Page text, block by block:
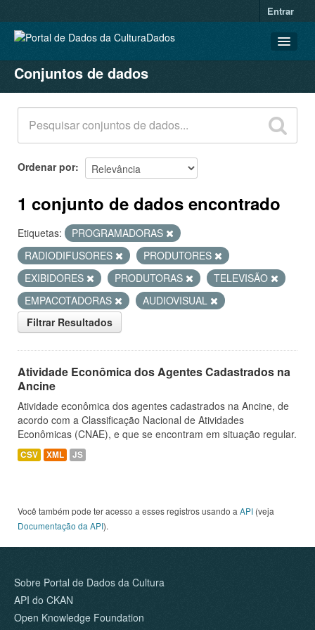
Entrar
CONJUNTOS DE DADOS
ORGANIZAÇÕES
GRUPOS
SOBRE
Conjuntos de dados
Ordenar por
1 conjunto de dados encontrado
Etiquetas:
PROGRAMADORAS
RADIODIFUSORES
PRODUTORES
EXIBIDORES
PRODUTORAS
TELEVISÃO
EMPACOTADORAS
AUDIOVISUAL
Filtrar Resultados
Atividade Econômica dos Agentes Cadastrados na
Ancine
Atividade econômica dos agentes cadastrados na Ancine, de
acordo com a Classificação Nacional de Atividades
Econômicas (CNAE), e que se encontram em situação regular.
CSV XML JS
Você também pode ter acesso a esses registros usando a API (veja
Documentação da API).
Sobre Portal de Dados da Cultura
API do CKAN
Open Knowledge Foundation